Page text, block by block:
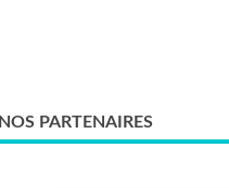
NOS PARTENAIRES